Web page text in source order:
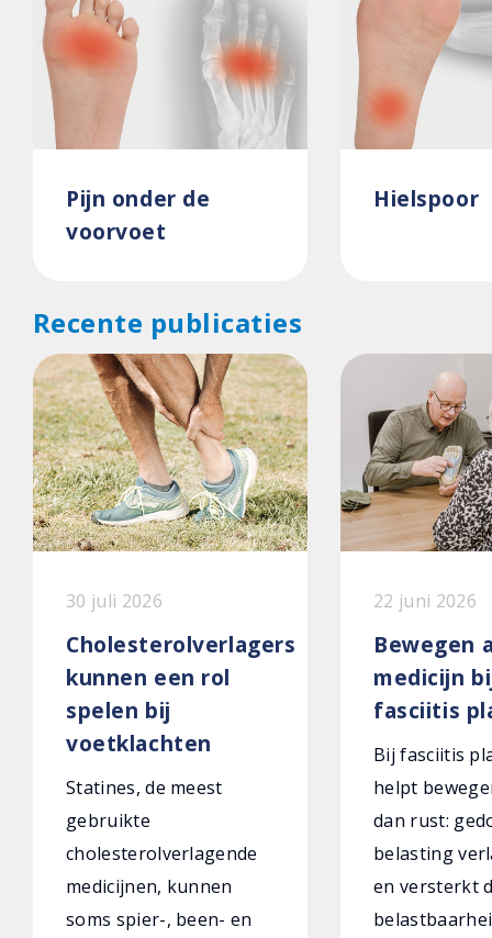
Pijn onder de
voorvoet
Hielspoor
Recente publicaties
30 juli 2026
Cholesterolverlagers
kunnen een rol
spelen bij
voetklachten
Statines, de meest
gebruikte
cholesterolverlagende
medicijnen, kunnen
soms spier-, been- en
22 juni 2026
Bewegen
medicijn
fasciitis
Bij fasciitis
helpt
dan rust:
belasting
en versterkt